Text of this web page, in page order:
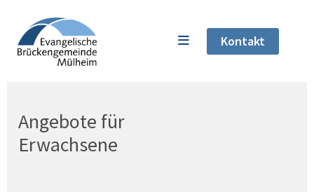
Kontakt
Angebote für
Erwachsene